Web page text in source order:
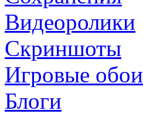
Видеоролики
Скриншоты
Игровые обои
Блоги